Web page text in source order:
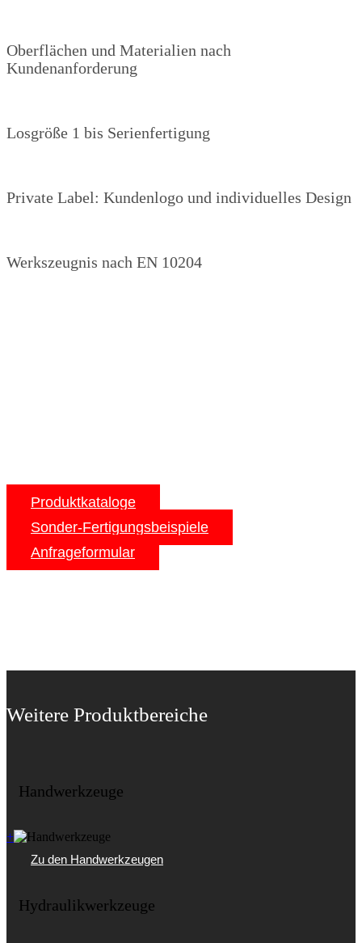
Oberflächen und Materialien nach
Kundenanforderung
Losgröße 1 bis Serienfertigung
Private Label: Kundenlogo und individuelles Design
Werkszeugnis nach EN 10204
Produktkataloge
Sonder-Fertigungsbeispiele
Anfrageformular
Weitere Produktbereiche
Handwerkzeuge
+
Zu den Handwerkzeugen
Hydraulikwerkzeuge